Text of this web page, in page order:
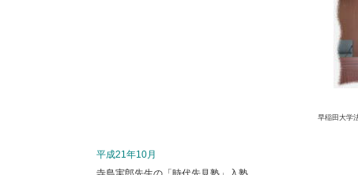
早稲田大学
平成21年10月